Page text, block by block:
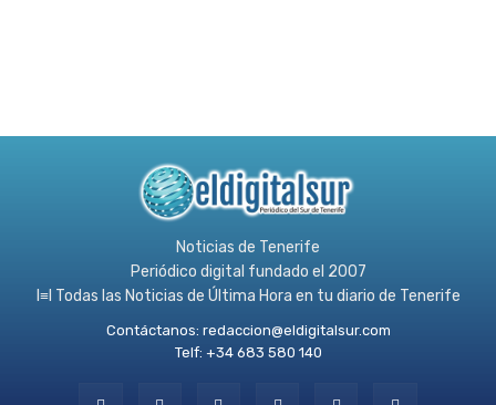
Noticias de Tenerife
Periódico digital fundado el 2007
l≡l Todas las Noticias de Última Hora en tu diario de Tenerife
Contáctanos: redaccion@eldigitalsur.com
Telf: +34 683 580 140